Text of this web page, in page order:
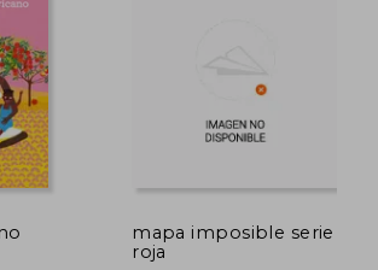
30,24 € 5%
mapa imposible serie
roja